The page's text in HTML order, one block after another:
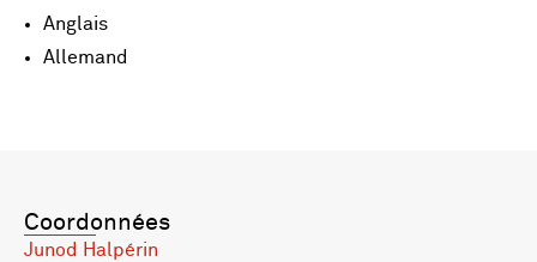
Anglais
Allemand
Coordonnées
Junod Halpérin